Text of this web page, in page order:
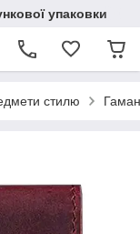
упаковки
стилю